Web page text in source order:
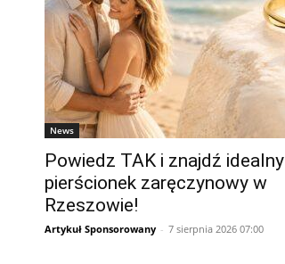
News
Powiedz TAK i znajdź idealny
pierścionek zaręczynowy w
Rzeszowie!
Artykuł Sponsorowany - 7 sierpnia 2026 07:00